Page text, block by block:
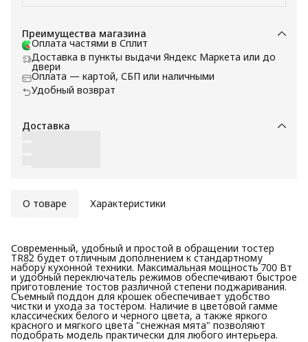
Преимущества магазина
Оплата частями в Сплит
Доставка в пункты выдачи Яндекс Маркета или до
двери
Оплата — картой, СБП или наличными
Удобный возврат
Доставка
О товаре Характеристики
Современный, удобный и простой в обращении тостер
TR82 будет отличным дополнением к стандартному
набору кухонной техники. Максимальная мощность 700 Вт
и удобный переключатель режимов обеспечивают быстрое
приготовление тостов различной степени поджаривания.
Съемный поддон для крошек обеспечивает удобство
чистки и ухода за тостером. Наличие в цветовой гамме
классических белого и черного цвета, а также яркого
красного и мягкого цвета "снежная мята" позволяют
подобрать модель практически для любого интерьера.